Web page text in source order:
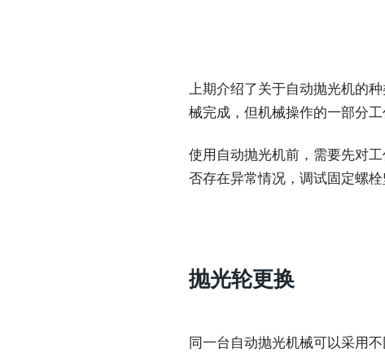
上期介绍了关于自动抛光机的
械完成，但机械操作的一部分
使用自动抛光机前，需要先对
否存在异常情况，调试固定螺
抛光轮更换
同一台自动抛光机械可以采用